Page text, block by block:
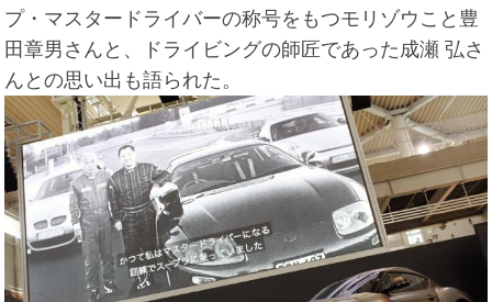
プ・マスタードライバーの称号をもつモリゾウこと豊
田章男さんと、ドライビングの師匠であった成瀬 弘さ
んとの思い出も語られた。